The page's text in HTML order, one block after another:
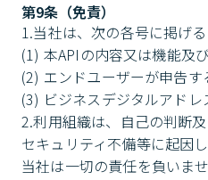
第9条（免責）
1.当社は、次の各号に掲げ
(1) 本APIの内容又は機能及
(2) エンドユーザーが申告
(3) ビジネスデジタルアド
2.利用組織は、自己の判断
セキュリティ不備等に起因
当社は一切の責任を負いませ